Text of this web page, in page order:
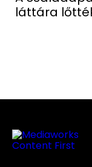
láttára